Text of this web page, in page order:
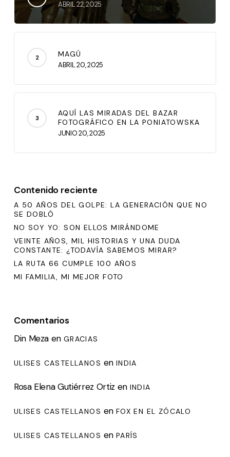
ABRIL 22, 2025
MAGÚ
ABRIL 20, 2025
AQUÍ LAS MIRADAS DEL BAZAR
FOTOGRÁFICO EN LA PONIATOWSKA
JUNIO 20, 2025
Contenido reciente
A 50 AÑOS DEL GOLPE: LA GENERACIÓN QUE NO
SE DOBLÓ
NO SOY YO: SON ELLOS MIRÁNDOME
VEINTE AÑOS, MIL HISTORIAS Y UNA DUDA
CONSTANTE: ¿TODAVÍA SABEMOS MIRAR?
LA RUTA 66 CUMPLE 100 AÑOS
MI FAMILIA, MI MEJOR FOTO
Comentarios
Din Meza en GRACIAS
ULISES CASTELLANOS en INDIA
Rosa Elena Gutiérrez Ortiz en INDIA
ULISES CASTELLANOS en FOX EN EL ZÓCALO
ULISES CASTELLANOS en PARÍS